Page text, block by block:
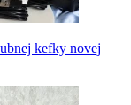
kefky novej